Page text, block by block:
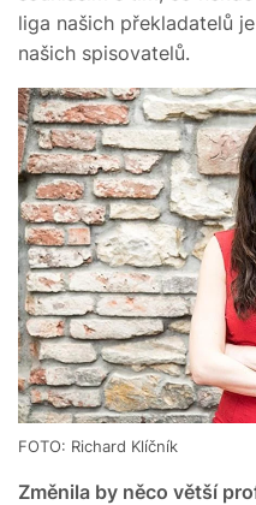
liga našich překladatelů
našich spisovatelů.
FOTO: Richard Klíčník
Změnila by něco větší